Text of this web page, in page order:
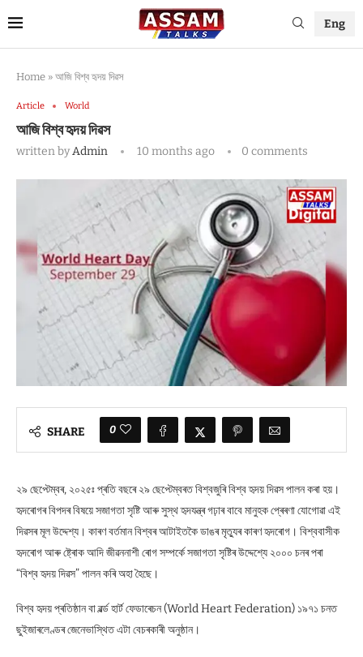
Eng
Home » আজি বিশ্ব হৃদয় দিৱস
Article World
আজি বিশ্ব হৃদয় দিৱস
written byAdmin 10 months ago 0 comments
SHARE 0
২৯ ছেপ্টেম্বৰ, ২০২৫ঃ প্ৰতি বছৰে ২৯ ছেপ্টেম্বৰত বিশ্বজুৰি বিশ্ব হৃদয় দিৱস পালন কৰা হয়।
হৃদৰোগৰ বিপদৰ বিষয়ে সজাগতা সৃষ্টি আৰু সুস্থ হৃদযন্ত্ৰ গঢ়াৰ বাবে মানুহক প্ৰেৰণা যোগোৱা এই
দিৱসৰ মূল উদ্দেশ্য। কাৰণ বৰ্তমান বিশ্বৰ আটাইতকৈ ডাঙৰ মৃত্যুৰ কাৰণ হৃদৰোগ। বিশ্ববাসীক
হৃদৰোগ আৰু ষ্ট্ৰোক আদি জীৱননাশী ৰোগ সম্পৰ্কে সজাগতা সৃষ্টিৰ উদ্দেশ্যে ২০০০ চনৰ পৰা
“বিশ্ব হৃদয় দিৱস” পালন কৰি অহা হৈছে।
বিশ্ব হৃদয় প্ৰতিষ্ঠান বা ৱৰ্ল্ড হাৰ্ট ফেডাৰেচন (World Heart Federation) ১৯৭১ চনত
ছুইজাৰলেণ্ডৰ জেনেভাস্থিত এটা বেচৰকাৰী অনুষ্ঠান।